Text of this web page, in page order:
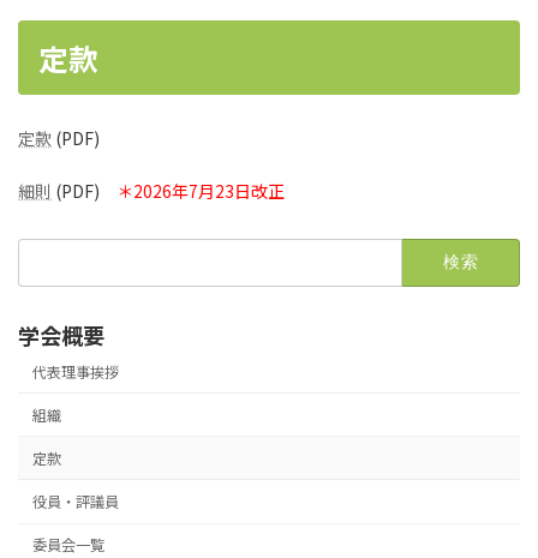
定款
定款 (PDF)
細則 (PDF) ＊2026年7月23日改正
検
学会概要
代表理事挨拶
組織
定款
役員・評議員
委員会一覧